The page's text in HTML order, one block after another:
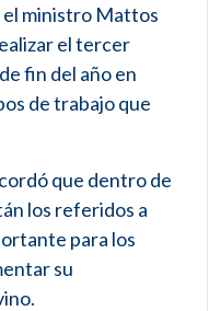
el ministro Mattos
el tercer
fin del año en
de trabajo que
que dentro de
los referidos a
para los
su